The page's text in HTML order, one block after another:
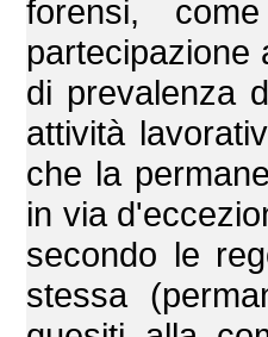
forensi,
partecipazione
di prevalenza
attività
che la
in via
secondo le
stessa